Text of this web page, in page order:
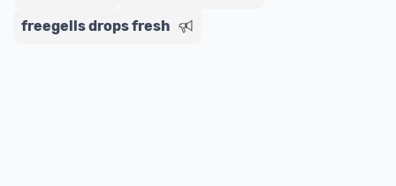
freegells drops fresh